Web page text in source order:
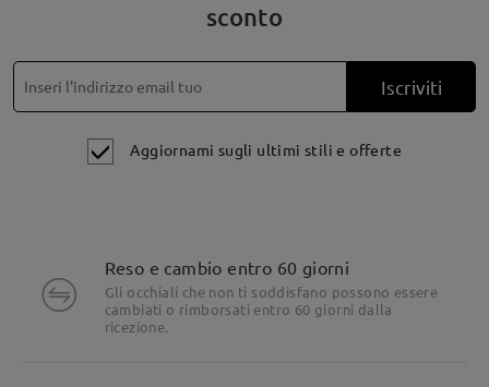
Speriamo di essere riusciti a rispondere alla tua domanda!
Se hai ancora dubbi, non esitare a contattarci tramite LiveChat
(24 ore su 24, 7 giorni su 7) o via email all'indirizzo
Leggi tutte le
sconto
Iscriviti
Aggiornami sugli ultimi stili e offerte
Reso e cambio entro 60 giorni
Gli occhiali che non ti soddisfano possono essere
cambiati o rimborsati entro 60 giorni dalla
ricezione.